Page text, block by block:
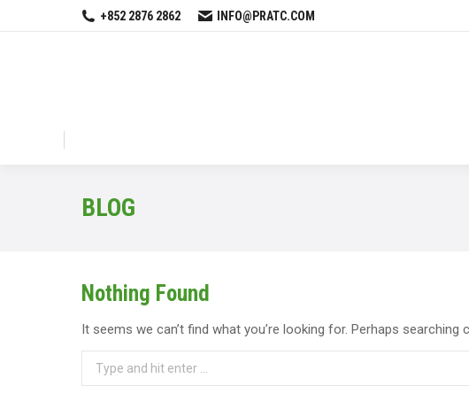
+852 2876 2862 INFO@PRATC.COM
BLOG
Nothing Found
It seems we can’t find what you’re looking for. Perhaps searching
Search: